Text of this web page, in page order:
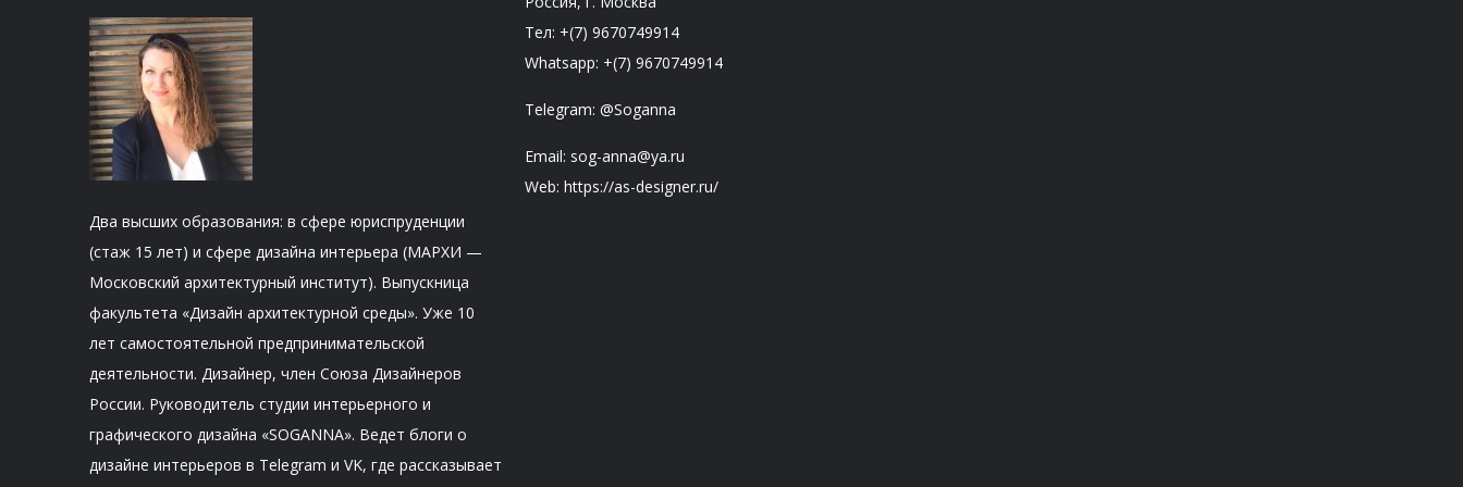
Два высших образования: в сфере юриспруденции
(стаж 15 лет) и сфере дизайна интерьера (МАРХИ —
Московский архитектурный институт). Выпускница
факультета «Дизайн архитектурной среды». Уже 10
лет самостоятельной предпринимательской
деятельности. Дизайнер, член Союза Дизайнеров
России. Руководитель студии интерьерного и
графического дизайна «SOGANNA». Ведет блоги о
дизайне интерьеров в Telegram и VK, где рассказывает
Тел: +(7) 9670749914
Whatsapp: +(7) 9670749914
Telegram: @Soganna
Email: sog-anna@ya.ru
Web: https://as-designer.ru/